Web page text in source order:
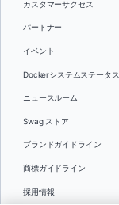
カスタマーサクセス
パートナー
イベント
Dockerシステムステータス
ニュースルーム
Swag ストア
ブランドガイドライン
商標ガイドライン
採用情報